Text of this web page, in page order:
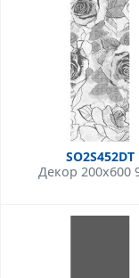
SO2S452DT
Декор 200x600